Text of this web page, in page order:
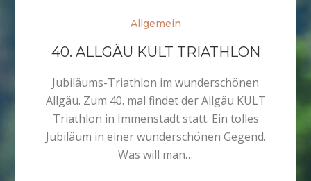
Allgemein
40. ALLGÄU KULT TRIATHLON
Jubiläums-Triathlon im wunderschönen
Allgäu. Zum 40. mal findet der Allgäu KULT
Triathlon in Immenstadt statt. Ein tolles
Jubiläum in einer wunderschönen Gegend.
Was will man…